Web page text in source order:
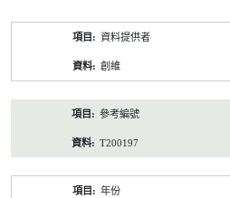
資料提供者
創維
參考編號
T200197
年份